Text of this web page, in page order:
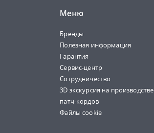
Меню
Бренды
Полезная информация
Гарантия
Сервис-центр
Сотрудничество
3D экскурсия на производстве
патч-кордов
Файлы cookie